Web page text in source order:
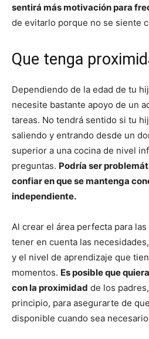
sentirá más motivación para
de evitarlo porque no se siente
Que tenga
Dependiendo de la edad de tu
necesite bastante apoyo de un
tareas. No tendrá sentido si tu
saliendo y entrando desde un
superior a una cocina de nivel
preguntas. Podría ser
confiar en que se mantenga
independiente.
Al crear el área perfecta para
tener en cuenta las
y el nivel de aprendizaje que
momentos. Es posible que
con la proximidad de los
principio, para asegurarte de
disponible cuando sea